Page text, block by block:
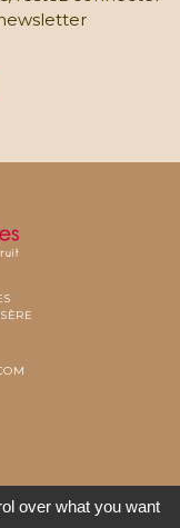
over what you want